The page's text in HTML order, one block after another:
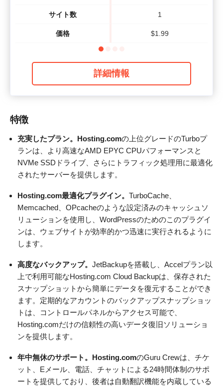
サイト数
価格
1
$1.99
詳細情報
特徴
充実したプラン。Hosting.comの上位グレードのTurboプ
ランは、より高速なAMD EPYC CPUパフォーマンスと
NVMe SSDドライブ、さらにトラフィック処理用に最適化
されたサーバーを提供します。
Hosting.com最適化プラグイン。 TurboCache、
Memcached、OPcacheのような設定済みのキャッシュソ
リューションを使用し、WordPressのためのこのプラグイ
ンは、ウェブサイトが効率的かつ迅速に実行されるように
します。
高度なバックアップ。 JetBackupを搭載し、Accelプラン以
上で利用可能なHosting.com Cloud Backupは、保存された
スナップショットから簡単にデータを復元することができ
ます。定期的なアカウントのバックアップスナップショッ
トは、コントロールパネルからアクセス可能で、
Hosting.comだけの信頼性の高いデータ復旧ソリューショ
ンを提供します。
年中無休のサポート。Hosting.comのGuru Crewは、チケ
ット、Eメール、電話、チャットによる24時間体制のサポ
ートを提供しており、後者は自動翻訳機能を内蔵している